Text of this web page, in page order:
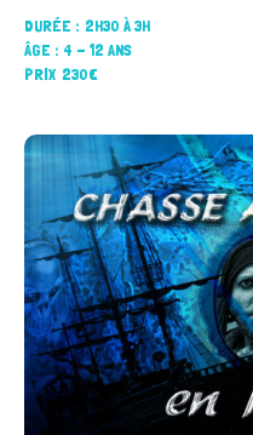
DURÉE : 2H30 À 3H
ÂGE : 4 - 12 ANS
PRIX 230€